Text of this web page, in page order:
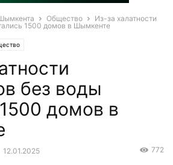
Общество
Из-за халатности
1500 домов в Шымкенте
без воды
домов в
12.01.2025 772